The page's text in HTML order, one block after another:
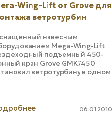
Wing-Lift от Grove для
ветротурбин
навесным
Mega-Wing-Lift
подъемный 450-
кран Grove GMK7450
ветротурбину в одном
ротора 71 метр. ...06.01.2010